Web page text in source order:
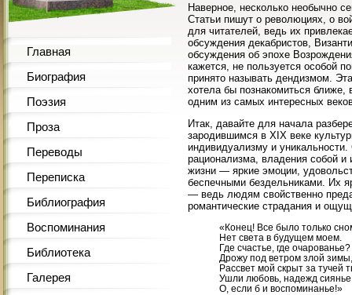
Главная
Биография
Поэзия
Проза
Переводы
Переписка
Библиография
Воспоминания
Библиотека
Галерея
Наверное, несколько необычно
Статьи пишут о революциях, о
для читателей, ведь их
обсуждения декабристов,
обсуждения об эпохе
кажется, не пользуется особой
принято называть дендизмом.
хотела бы познакомиться ближе,
одним из самых интересных
Итак, давайте для начала
зародившимся в XIX веке
индивидуализму и
рационализма, владения собой и
жизни — яркие эмоции,
беспечными бездельниками. Их
— ведь людям свойственно
романтические страдания и
«Конец! Все было только
Нет света в будущем моем.
Где счастье, где очарованье?
Дрожу под ветром злой зимы,
Рассвет мой скрыт за тучей
Ушли любовь, надежд
О, если б и воспоминанье!»